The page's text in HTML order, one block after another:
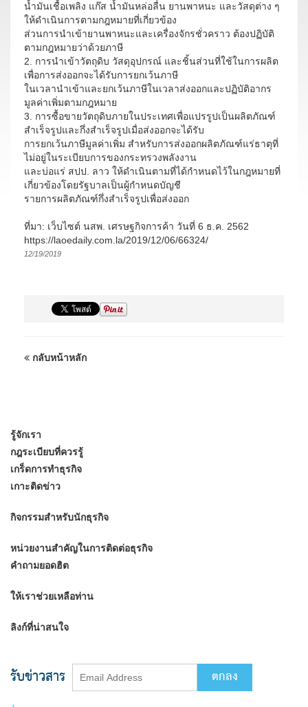
น้ำมันเชื้อเพลิง แก๊ส น้ำมันหล่อลื่น ยานพาหนะ และวัสดุต่าง ๆ
ให้ดำเนินการตามกฎหมายที่เกี่ยวข้อง
ส่วนการนำเข้ายานพาหนะและเครื่องจักรชั่วคราว ต้องปฏิบัติ
ตามกฎหมายว่าด้วยภาษี
2. การนำเข้าวัตถุดิบ วัสดุอุปกรณ์ และชิ้นส่วนที่ใช้ในการผลิต
เพื่อการส่งออกจะได้รับการยกเว้นภาษี
ในเวลานำเข้าและยกเว้นภาษีในเวลาส่งออกและปฏิบัติอากร
มูลค่าเพิ่มตามกฎหมาย
3. การซื้อขายวัตถุดิบภายในประเทศเพื่อแปรรูปเป็นผลิตภัณฑ์
สำเร็จรูปและกึ่งสำเร็จรูปเมื่อส่งออกจะได้รับ
การยกเว้นภาษีมูลค่าเพิ่ม สำหรับการส่งออกผลิตภัณฑ์แร่ธาตุที่
ไม่อยู่ในระเบียบการของกระทรวงพลังงาน
และบ่อแร่ สปป. ลาว ให้ดำเนินตามที่ได้กำหนดไว้ในกฎหมายที่
เกี่ยวข้องโดยรัฐบาลเป็นผู้กำหนดบัญชี
รายการผลิตภัณฑ์กึ่งสำเร็จรูปเพื่อส่งออก
ที่มา: เว็บไซต์ นสพ. เศรษฐกิจการค้า วันที่ 6 ธ.ค. 2562
https://laoedaily.com.la/2019/12/06/66324/
12/19/2019
กลับหน้าหลัก
รู้จักเรา
กฎระเบียบที่ควรรู้
เกร็ดการทำธุรกิจ
เกาะติดข่าว
กิจกรรมสำหรับนักธุรกิจ
หน่วยงานสำคัญในการติดต่อธุรกิจ
คำถามยอดฮิต
ให้เราช่วยเหลือท่าน
ลิงก์ที่น่าสนใจ
รับข่าวสาร